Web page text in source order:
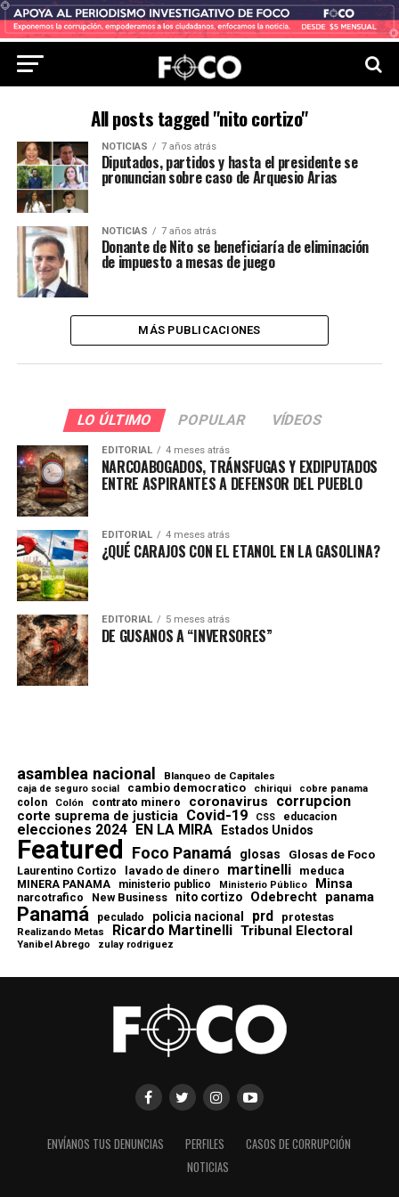
All posts tagged "nito cortizo"
NOTICIAS 7 años atrás
Diputados, partidos y hasta el presidente se
pronuncian sobre caso de Arquesio Arias
NOTICIAS 7 años atrás
Donante de Nito se beneficiaría de eliminación
de impuesto a mesas de juego
MÁS PUBLICACIONES
LO ÚLTIMO POPULAR VÍDEOS
EDITORIAL 4 meses atrás
NARCOABOGADOS, TRÁNSFUGAS Y EXDIPUTADOS
ENTRE ASPIRANTES A DEFENSOR DEL PUEBLO
EDITORIAL 4 meses atrás
¿QUÉ CARAJOS CON EL ETANOL EN LA GASOLINA?
EDITORIAL 5 meses atrás
DE GUSANOS A “INVERSORES”
asamblea nacional Blanqueo de Capitales
caja de seguro social cambio democratico chiriqui cobre panama
colon Colón contrato minero coronavirus corrupcion
corte suprema de justicia Covid-19 CSS educacion
elecciones 2024 EN LA MIRA Estados Unidos
Featured Foco Panamá glosas Glosas de Foco
Laurentino Cortizo lavado de dinero martinelli meduca
MINERA PANAMA ministerio publico Ministerio Público Minsa
narcotrafico New Business nito cortizo Odebrecht panama
Panamá peculado policia nacional prd protestas
Realizando Metas Ricardo Martinelli Tribunal Electoral
Yanibel Abrego zulay rodriguez
ENVÍANOS TUS DENUNCIAS PERFILES
CASOS DE CORRUPCIÓN
NOTICIAS